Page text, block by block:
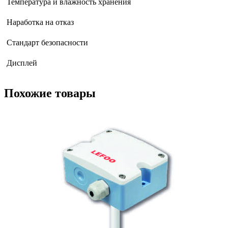
Температура и влажность хранения
Наработка на отказ
Стандарт безопасности
Дисплей
Похожие товары